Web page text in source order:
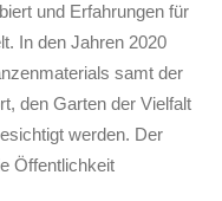
In den Jahren 2020
samt der
den Garten der Vielfalt
werden. Der
Öffentlichkeit